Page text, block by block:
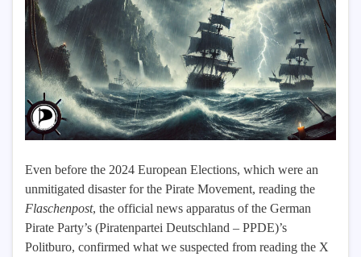
Even before the 2024 European Elections, which were an
unmitigated disaster for the Pirate Movement, reading the
Flaschenpost, the official news apparatus of the German
Pirate Party’s (Piratenpartei Deutschland – PPDE)’s
Politburo, confirmed what we suspected from reading the X